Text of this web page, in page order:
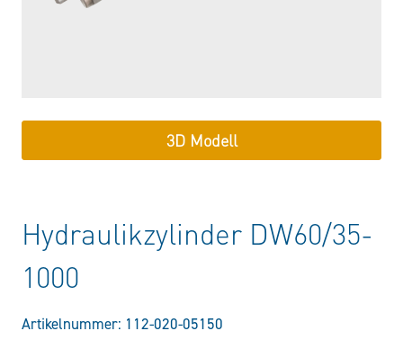
3D Modell
Hydraulikzylinder DW60/35-
1000
Artikelnummer: 112-020-05150